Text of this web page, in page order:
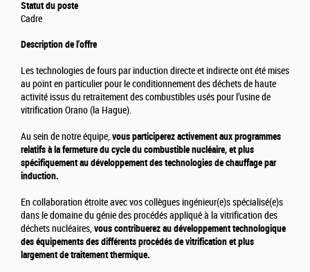
Statut du poste
Cadre
Description de l'offre
Les technologies de fours par induction directe et indirecte ont été mises
au point en particulier pour le conditionnement des déchets de haute
activité issus du retraitement des combustibles usés pour l’usine de
vitrification Orano (la Hague).
Au sein de notre équipe, vous participerez activement aux programmes
relatifs à la fermeture du cycle du combustible nucléaire, et plus
spécifiquement au développement des technologies de chauffage par
induction.
En collaboration étroite avec vos collègues ingénieur(e)s spécialisé(e)s
dans le domaine du génie des procédés appliqué à la vitrification des
déchets nucléaires, vous contribuerez au développement technologique
des équipements des différents procédés de vitrification et plus
largement de traitement thermique.